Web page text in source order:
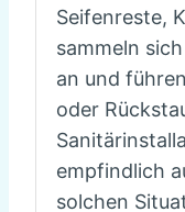
Seifenreste,
sammeln
an und
oder
empfindlich
solchen